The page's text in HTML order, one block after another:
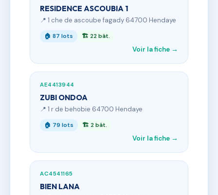
RESIDENCE ASCOUBIA 1
📍 1 che de ascoube fagady 64700 Hendaye
🏠 87 lots 🏗 22 bât.
Voir la fiche →
AE4413944
ZUBI ONDOA
📍 1 r de behobie 64700 Hendaye
🏠 79 lots 🏗 2 bât.
Voir la fiche →
AC4541165
BIEN LANA